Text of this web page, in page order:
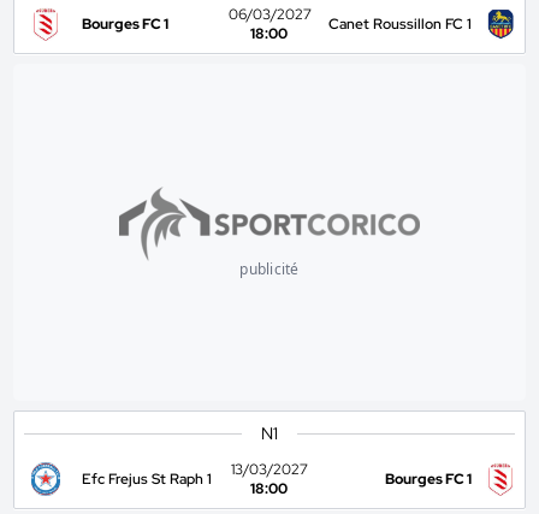
Bourges FC 1
06/03/2027
18:00
Canet Roussillon FC 1
publicité
N1
Efc Frejus St Raph 1
13/03/2027
18:00
Bourges FC 1